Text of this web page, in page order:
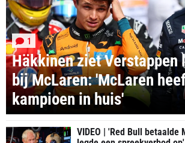
Häkkinen ziet Verstappen
bij McLaren: 'McLaren
kampioen in huis'
1
VIDEO | 'Red Bull betaalde